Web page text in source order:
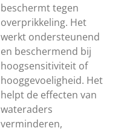
beschermt tegen
overprikkeling. Het
werkt ondersteunend
en beschermend bij
hoogsensitiviteit of
hooggevoeligheid. Het
helpt de effecten van
wateraders
verminderen,